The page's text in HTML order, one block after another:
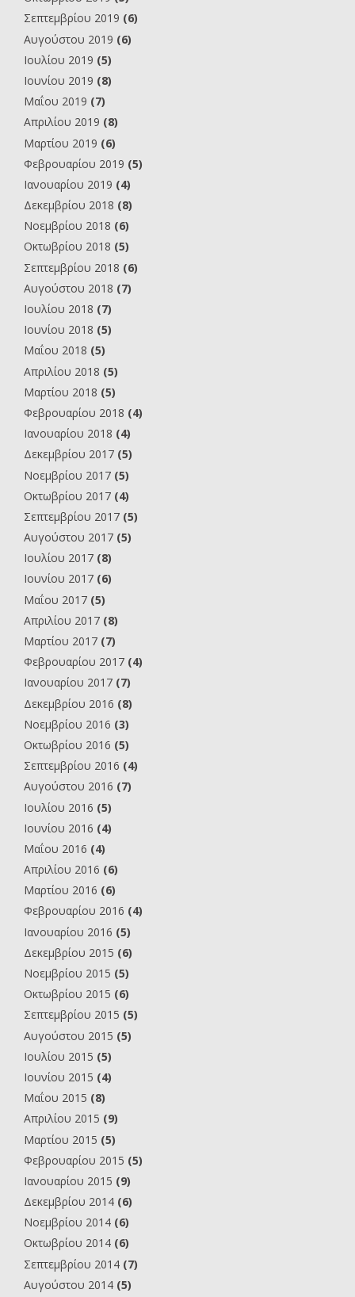
Σεπτεμβρίου 2019 (6)
Αυγούστου 2019 (6)
Ιουλίου 2019 (5)
Ιουνίου 2019 (8)
Μαΐου 2019 (7)
Απριλίου 2019 (8)
Μαρτίου 2019 (6)
Φεβρουαρίου 2019 (5)
Ιανουαρίου 2019 (4)
Δεκεμβρίου 2018 (8)
Νοεμβρίου 2018 (6)
Οκτωβρίου 2018 (5)
Σεπτεμβρίου 2018 (6)
Αυγούστου 2018 (7)
Ιουλίου 2018 (7)
Ιουνίου 2018 (5)
Μαΐου 2018 (5)
Απριλίου 2018 (5)
Μαρτίου 2018 (5)
Φεβρουαρίου 2018 (4)
Ιανουαρίου 2018 (4)
Δεκεμβρίου 2017 (5)
Νοεμβρίου 2017 (5)
Οκτωβρίου 2017 (4)
Σεπτεμβρίου 2017 (5)
Αυγούστου 2017 (5)
Ιουλίου 2017 (8)
Ιουνίου 2017 (6)
Μαΐου 2017 (5)
Απριλίου 2017 (8)
Μαρτίου 2017 (7)
Φεβρουαρίου 2017 (4)
Ιανουαρίου 2017 (7)
Δεκεμβρίου 2016 (8)
Νοεμβρίου 2016 (3)
Οκτωβρίου 2016 (5)
Σεπτεμβρίου 2016 (4)
Αυγούστου 2016 (7)
Ιουλίου 2016 (5)
Ιουνίου 2016 (4)
Μαΐου 2016 (4)
Απριλίου 2016 (6)
Μαρτίου 2016 (6)
Φεβρουαρίου 2016 (4)
Ιανουαρίου 2016 (5)
Δεκεμβρίου 2015 (6)
Νοεμβρίου 2015 (5)
Οκτωβρίου 2015 (6)
Σεπτεμβρίου 2015 (5)
Αυγούστου 2015 (5)
Ιουλίου 2015 (5)
Ιουνίου 2015 (4)
Μαΐου 2015 (8)
Απριλίου 2015 (9)
Μαρτίου 2015 (5)
Φεβρουαρίου 2015 (5)
Ιανουαρίου 2015 (9)
Δεκεμβρίου 2014 (6)
Νοεμβρίου 2014 (6)
Οκτωβρίου 2014 (6)
Σεπτεμβρίου 2014 (7)
Αυγούστου 2014 (5)